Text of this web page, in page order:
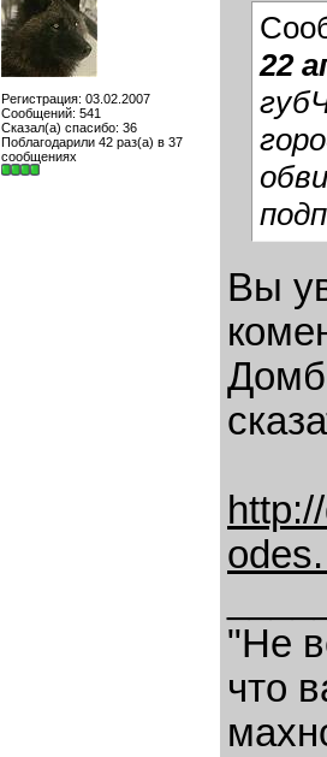
Регистрация: 03.02.2007
Сообщений: 541
Сказал(а) спасибо: 36
Поблагодарили 42 раз(а) в 37
сообщениях
22
Вы
"Не
что